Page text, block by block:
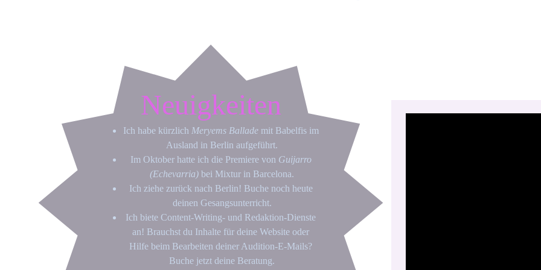
Neuigkeiten
Ich habe kürzlich Meryems Ballade mit Babelfis im
Ausland in Berlin aufgeführt.
Im Oktober hatte ich die Premiere von Guijarro
(Echevarria) bei Mixtur in Barcelona.
Ich ziehe zurück nach Berlin! Buche noch heute
deinen Gesangsunterricht.
Ich biete Content-Writing- und Redaktion-Dienste
an! Brauchst du Inhalte für deine Website oder
Hilfe beim Bearbeiten deiner Audition-E-Mails?
Buche jetzt deine Beratung.